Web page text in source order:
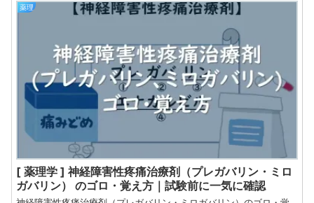
薬理
[ 薬理学 ] 神経障害性疼痛治療剤（プレガバリン・ミロ
ガバリン） のゴロ・覚え方｜試験前に一気に確認